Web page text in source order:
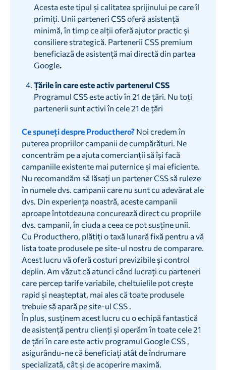
Acesta este tipul și calitatea sprijinului pe care îl
primiți. Unii parteneri CSS oferă asistență
minimă, în timp ce alții oferă ajutor practic și
consiliere strategică. Partenerii CSS premium
beneficiază de asistență mai directă din partea
Google.‍
Țările în care este activ partenerul CSS
Programul CSS este activ în 21 de țări. Nu toți
partenerii sunt activi în cele 21 de țări
Ce spuneți despre Producthero? Noi credem în
puterea propriilor campanii de cumpărături. Ne
concentrăm pe a ajuta comercianții să își facă
campaniile existente mai puternice și mai eficiente.
Nu recomandăm să lăsați un partener CSS să ruleze
în numele dvs. campanii care nu sunt cu adevărat ale
dvs. Din experiența noastră, aceste campanii
aproape întotdeauna concurează direct cu propriile
dvs. campanii, în ciuda a ceea ce pot susține unii.
Cu Producthero, plătiți o taxă lunară fixă pentru a vă
lista toate produsele pe site-ul nostru de comparare.
Acest lucru vă oferă costuri previzibile și control
deplin. Am văzut că atunci când lucrați cu parteneri
care percep tarife variabile, cheltuielile pot crește
rapid și neașteptat, mai ales că toate produsele
trebuie să apară pe site-ul CSS .
În plus, susținem acest lucru cu o echipă fantastică
de asistență pentru clienți și operăm în toate cele 21
de țări în care este activ programul Google CSS ,
asigurându-ne că beneficiați atât de îndrumare
specializată, cât și de acoperire maximă.